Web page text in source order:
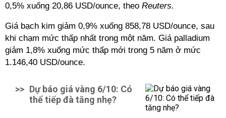
0,5% xuống 20,86 USD/ounce, theo Reuters.
Giá bạch kim giảm 0,9% xuống 858,78 USD/ounce, sau
khi chạm mức thấp nhất trong một năm. Giá palladium
giảm 1,8% xuống mức thấp mới trong 5 năm ở mức
1.146,40 USD/ounce.
>> Dự báo giá vàng 6/10: Có
thể tiếp đà tăng nhẹ?